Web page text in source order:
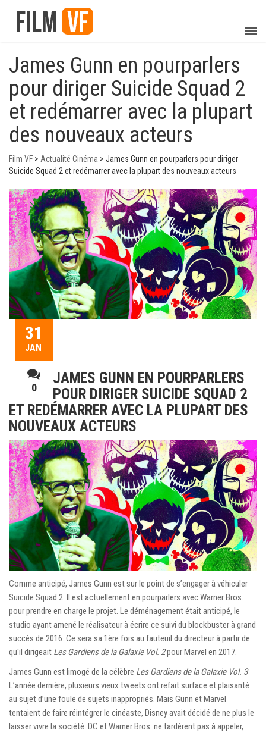
James Gunn en pourparlers
pour diriger Suicide Squad 2
et redémarrer avec la plupart
des nouveaux acteurs
Film VF > Actualité Cinéma > James Gunn en pourparlers pour diriger
Suicide Squad 2 et redémarrer avec la plupart des nouveaux acteurs
31
JAN
0
JAMES GUNN EN POURPARLERS
POUR DIRIGER SUICIDE SQUAD 2
ET REDÉMARRER AVEC LA PLUPART DES
NOUVEAUX ACTEURS
Comme anticipé, James Gunn est sur le point de s’engager à véhiculer
Suicide Squad 2. Il est actuellement en pourparlers avec Warner Bros.
pour prendre en charge le projet. Le déménagement était anticipé, le
studio ayant amené le réalisateur à écrire ce suivi du blockbuster à grand
succès de 2016. Ce sera sa 1ère fois au fauteuil du directeur à partir de
qu'il dirigeait Les Gardiens de la Galaxie Vol. 2pour Marvel en 2017.
James Gunn est limogé de la célèbre Les Gardiens de la Galaxie Vol. 3
L’année dernière, plusieurs vieux tweets ont refait surface et plaisanté
au sujet d’une foule de sujets inappropriés. Mais Gunn et Marvel
tentaient de faire réintégrer le cinéaste, Disney avait décidé de ne plus le
laisser vivre la société. DC et Warner Bros. ne tardèrent pas à appeler,